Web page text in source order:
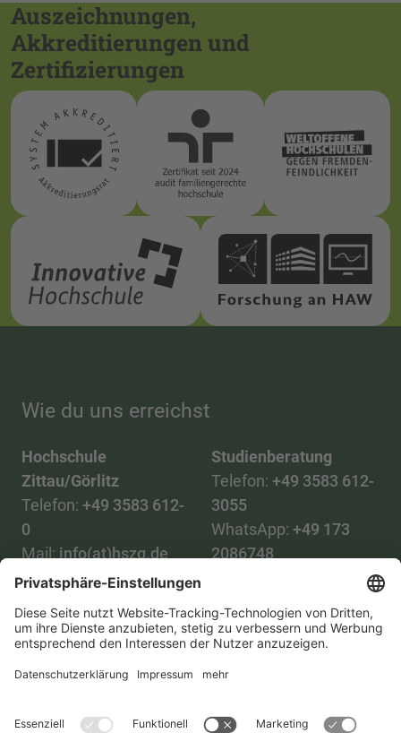
Auszeichnungen,
Akkreditierungen und
Zertifizierungen
Wie du uns erreichst
Hochschule
Zittau/Görlitz
Telefon: +49 3583 612-
0
Mail: info(at)hszg.de
Studienberatung
Telefon: +49 3583 612-
3055
WhatsApp: +49 173
2086748
Alle StudiengängeDatenschutz
ImpressumBarrierefreiheitPresse